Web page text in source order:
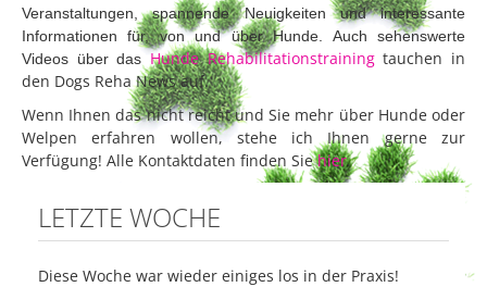
Onlineshop Nahrungsergänzungsmittel
Veranstaltungen, spannende Neuigkeiten und interessante
Informationen für, von und über Hunde. Auch sehenswerte
Videos über das Hunde Rehabilitationstrainingtauchen in
den Dogs Reha News auf.
Wenn Ihnen das nicht reicht und Sie mehr über Hunde oder
Welpen erfahren wollen, stehe ich Ihnen gerne zur
Verfügung! Alle Kontaktdaten finden Siehier.
LETZTE WOCHE
Diese Woche war wieder einiges los in der Praxis!